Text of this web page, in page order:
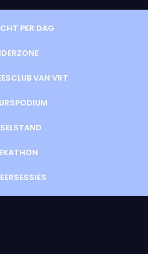
PER DAG
VAN VRT